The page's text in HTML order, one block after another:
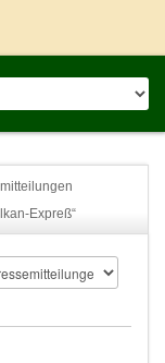
Expreß“